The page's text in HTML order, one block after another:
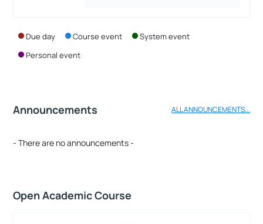
Due day Course event
System event
Personal event
Announcements ALL ANNOUNCEMENTS...
- There are no announcements -
Open Academic Course